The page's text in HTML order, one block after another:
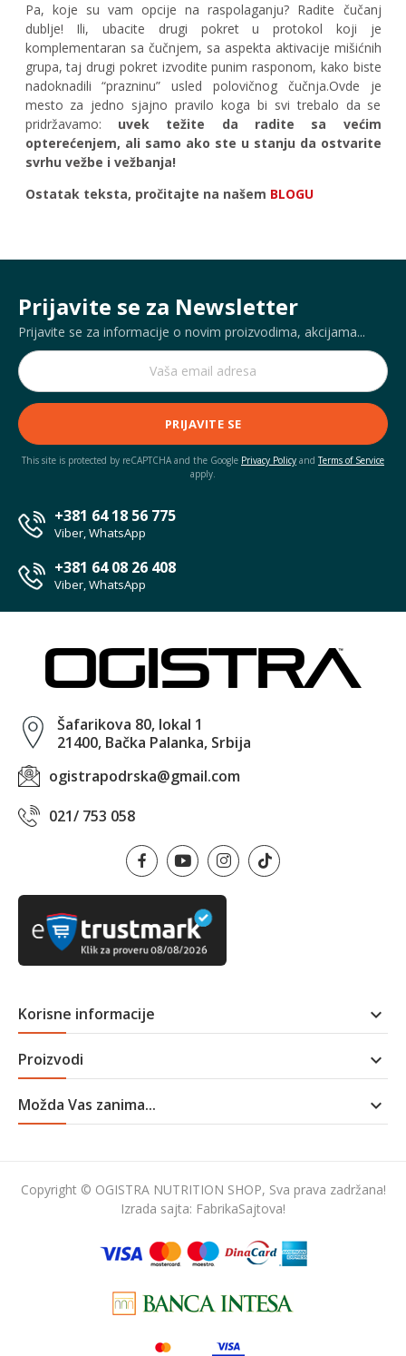
Pa, koje su vam opcije na raspolaganju? Radite čučanj
dublje! Ili, ubacite drugi pokret u protokol koji je
komplementaran sa čučnjem, sa aspekta aktivacije mišićnih
grupa, taj drugi pokret izvodite punim rasponom, kako biste
nadoknadili “prazninu” usled polovičnog čučnja.Ovde je
mesto za jedno sjajno pravilo koga bi svi trebalo da se
pridržavamo:
uvek težite da radite sa većim
opterećenjem, ali samo ako ste u stanju da ostvarite
svrhu vežbe i vežbanja!
Ostatak teksta, pročitajte na našem BLOGU
Prijavite se za Newsletter
Prijavite se za informacije o novim proizvodima, akcijama...
PRIJAVITE SE
This site is protected by reCAPTCHA and the Google Privacy Policy andTerms of Service
apply.
+381 64 18 56 775
Viber, WhatsApp
+381 64 08 26 408
Viber, WhatsApp
Šafarikova 80, lokal 1
21400, Bačka Palanka, Srbija
ogistrapodrska@gmail.com
021/ 753 058
Korisne informacije 
Proizvodi 
Možda Vas zanima... 
Copyright © OGISTRA NUTRITION SHOP, Sva prava zadržana!
Izrada sajta: FabrikaSajtova!